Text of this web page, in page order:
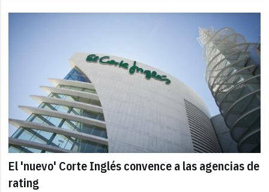
El 'nuevo' Corte Inglés convence a las agencias de
rating